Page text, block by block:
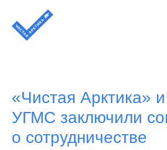
«Чистая Арктика»
УГМС заключили
о сотрудничестве